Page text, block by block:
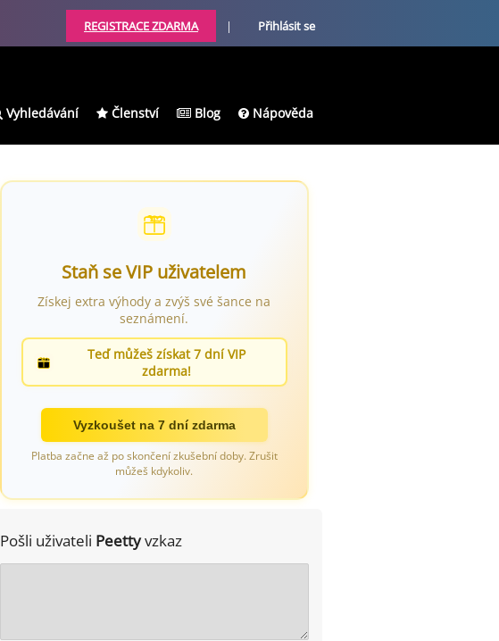
REGISTRACE ZDARMA | Přihlásit se
Vyhledávání Členství Blog Nápověda
Staň se VIP uživatelem
Získej extra výhody a zvýš své šance na
seznámení.
Teď můžeš získat 7 dní VIP
zdarma!
Vyzkoušet na 7 dní zdarma
Platba začne až po skončení zkušební doby. Zrušit
můžeš kdykoliv.
Pošli uživateli Peettyvzkaz